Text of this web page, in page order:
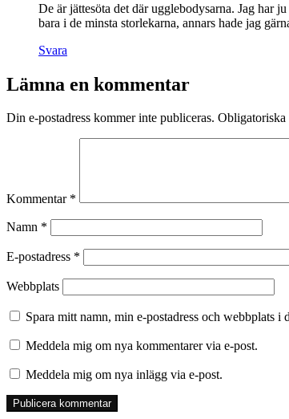
De är jättesöta det där ugglebodysarna. Jag har
bara i de minsta storlekarna, annars hade jag
Svara
Lämna en kommentar
Din e-postadress kommer inte publiceras. Obligatoriska
Kommentar *
Namn *
E-postadress *
Webbplats
Spara mitt namn, min e-postadress och webbplats
Meddela mig om nya kommentarer via e-post.
Meddela mig om nya inlägg via e-post.